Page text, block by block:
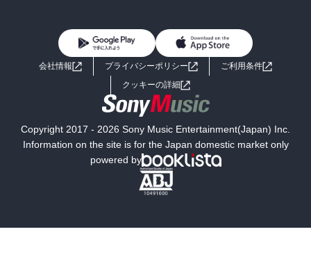
ライトノベル 男子向けラノベ
小説
海外小説
ミステリー SF
文学
よくあるご質問 お問い合わせ
会社情報 プライバシーポリシー
ご利用条件
クッキーの詳細
Copyright 2017 - 2026 Sony Music Entertainment(Japan) Inc.
Information on the site is for the Japan domestic market only
powered by